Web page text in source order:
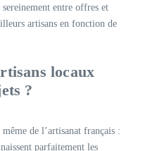
entre offres et
artisans en fonction de
locaux
?
de l’artisanat français :
parfaitement les